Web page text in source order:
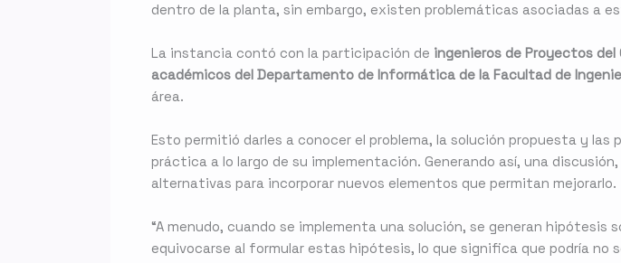
dentro de la planta, sin embargo, existen problemáticas asociadas a
La instancia contó con la participación de ingenieros de Proyectos del
académicos del Departamento de Informática de la Facultad de
área.
Esto permitió darles a conocer el problema, la solución propuesta y
práctica a lo largo de su implementación. Generando así, una
alternativas para incorporar nuevos elementos que permitan mejorarlo.
“A menudo, cuando se implementa una solución, se generan hipótesis
equivocarse al formular estas hipótesis, lo que significa que podría